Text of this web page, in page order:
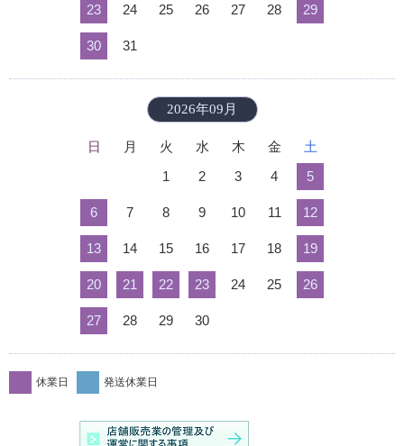
23 24 25 26 27 28 29
30 31
2026年09月
日 月 火 水 木 金
土
1
2 3 4 5
6 7 8 9 10 11 12
13 14 15 16 17 18 19
20 21 22 23 24 25 26
27 28 29 30
休業日 発送休業日